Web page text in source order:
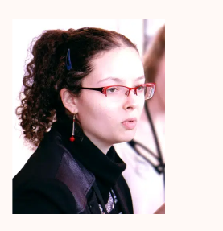
Science et technologies
Société
Géopolitique
Neurosciences
magazine 3,14
Vidéos & Podcast